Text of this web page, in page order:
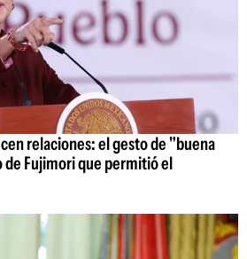
relaciones: el gesto de "buena
Fujimori que permitió el